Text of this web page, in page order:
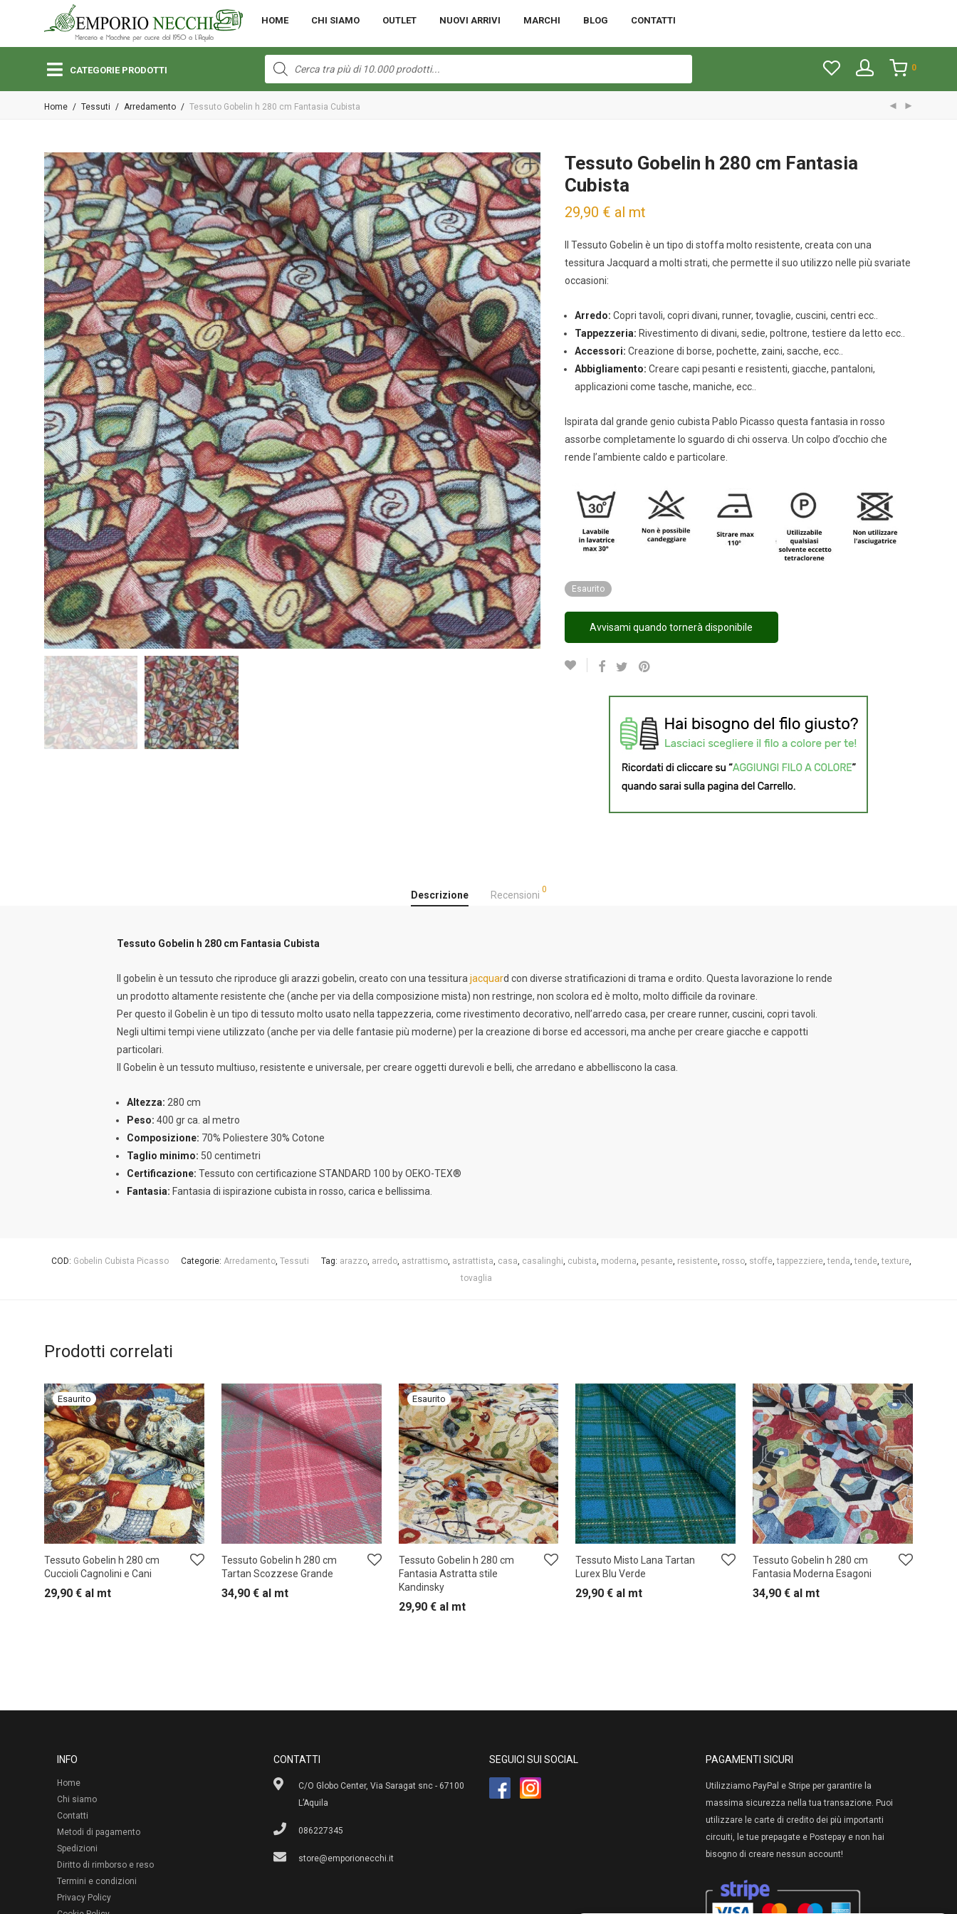
MENU
Open submenu (Bambini)
Open submenu (Lane e Cotoni)
Open submenu (Macchine per Cucire)
Macchine per Cucire
Open submenu (Merceria)
Merceria
Open submenu (Pizzi e Passamanerie)
Pizzi e Passamanerie
Open submenu (Ricamo)
Ricamo
Open submenu (Tessuti)
Tessuti
Open submenu (Toppe e Applicazioni)
Toppe e Applicazioni
Open submenu (Utensili e Tools)
Utensili e Tools
HOME CHI SIAMO OUTLET NUOVI ARRIVI MARCHI BLOG CONTATTI
CATEGORIE PRODOTTI
Products
search
0
Home / Tessuti / Arredamento / Tessuto Gobelin h 280 cm Fantasia Cubista
Tessuto Gobelin h 280 cm Fantasia
Cubista
29,90 € al mt
Il Tessuto Gobelin è un tipo di stoffa molto resistente, creata con una
tessitura Jacquard a molti strati, che permette il suo utilizzo nelle più svariate
occasioni:
Arredo: Copri tavoli, copri divani, runner, tovaglie, cuscini, centri ecc..
Tappezzeria: Rivestimento di divani, sedie, poltrone, testiere da letto ecc..
Accessori: Creazione di borse, pochette, zaini, sacche, ecc..
Abbigliamento: Creare capi pesanti e resistenti, giacche, pantaloni,
applicazioni come tasche, maniche, ecc..
Ispirata dal grande genio cubista Pablo Picasso questa fantasia in rosso
assorbe completamente lo sguardo di chi osserva. Un colpo d’occhio che
rende l’ambiente caldo e particolare.
Esaurito
Avvisami quando tornerà disponibile
Descrizione Recensioni 0
Tessuto Gobelin h 280 cm Fantasia Cubista
Il gobelin è un tessuto che riproduce gli arazzi gobelin, creato con una tessiturajacquard con diverse stratificazioni di trama e ordito. Questa lavorazione lo rende
un prodotto altamente resistente che (anche per via della composizione mista) non restringe, non scolora ed è molto, molto difficile da rovinare.
Per questo il Gobelin è un tipo di tessuto molto usato nella tappezzeria, come rivestimento decorativo, nell’arredo casa, per creare runner, cuscini, copri tavoli.
Negli ultimi tempi viene utilizzato (anche per via delle fantasie più moderne) per la creazione di borse ed accessori, ma anche per creare giacche e cappotti
particolari.
Il Gobelin è un tessuto multiuso, resistente e universale, per creare oggetti durevoli e belli, che arredano e abbelliscono la casa.
Altezza: 280 cm
Peso: 400 gr ca. al metro
Composizione: 70% Poliestere 30% Cotone
Taglio minimo: 50 centimetri
Certificazione: Tessuto con certificazione STANDARD 100 by OEKO-TEX®
Fantasia: Fantasia di ispirazione cubista in rosso, carica e bellissima.
COD: Gobelin Cubista Picasso Categorie: Arredamento, Tessuti Tag: arazzo, arredo, astrattismo, astrattista, casa, casalinghi, cubista, moderna, pesante, resistente, rosso, stoffe,tappezziere,tenda,tende,texture,
tovaglia
Prodotti correlati
Tessuto Gobelin h 280 cm
Cuccioli Cagnolini e Cani
29,90 € al mt
Tessuto Gobelin h 280 cm
Tartan Scozzese Grande
34,90 € al mt
Tessuto Gobelin h 280 cm
Fantasia Astratta stile
Kandinsky
29,90 € al mt
Tessuto Misto Lana Tartan
Lurex Blu Verde
29,90€ al mt
Tessuto Gobelin h 280 cm
Fantasia Moderna Esagoni
34,90€ al mt
INFO
Home
Chi siamo
Contatti
Metodi di pagamento
Spedizioni
Diritto di rimborso e reso
Termini e condizioni
Privacy Policy
CONTATTI
C/O Globo Center, Via Saragat snc - 67100
L’Aquila
086227345
store@emporionecchi.it
SEGUICI SUI SOCIAL PAGAMENTI SICURI
Utilizziamo PayPal e Stripe per garantire la
massima sicurezza nella tua transazione. Puoi
utilizzare le carte di credito dei più importanti
circuiti, le tue prepagate e Postepay e non hai
bisogno di creare nessun account!